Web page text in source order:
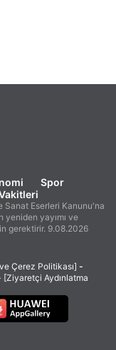
Spor
Sanat Eserleri Kanunu'na
yeniden yayımı ve
gerektirir. 9.08.2026
Çerez Politikası] -
[Ziyaretçi Aydınlatma